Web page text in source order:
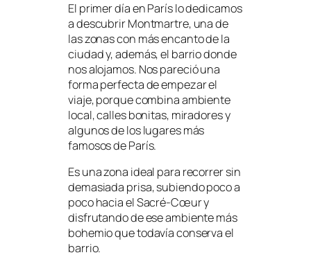
El primer día en París lo dedicamos
a descubrir Montmartre, una de
las zonas con más encanto de la
ciudad y, además, el barrio donde
nos alojamos. Nos pareció una
forma perfecta de empezar el
viaje, porque combina ambiente
local, calles bonitas, miradores y
algunos de los lugares más
famosos de París.
Es una zona ideal para recorrer sin
demasiada prisa, subiendo poco a
poco hacia el Sacré-Cœur y
disfrutando de ese ambiente más
bohemio que todavía conserva el
barrio.